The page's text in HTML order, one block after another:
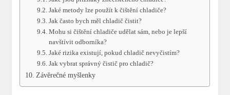
Jaké metody lze použít k čištění chladiče?
Jak často bych měl chladič čistit?
Mohu si čištění chladiče udělat sám, nebo je lepší
navštívit odborníka?
Jaké rizika existují, pokud chladič nevyčistím?
Jak vybrat správný čistič pro chladič?
Závěrečné myšlenky